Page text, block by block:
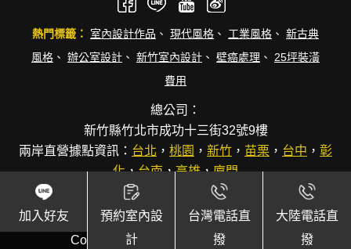
加入好友
預約室內設
計
台灣電話直
撥
大陸電話直
撥
熱門標籤： 室內設計作品 、 現代風格 、 工業風格 、 新古典
風格 、 辦公室設計 、 新竹室內設計 、 壁癌處理 、 25坪裝潢
費用
總公司：
新竹縣竹北市成功十三街32號9樓
兩岸直營據點資訊： 台北 ， 桃園 ， 新竹 ， 苗栗 ， 台中 ， 彰
化，台南，高雄，廈門
Copyright © 逸硯國際聯合設計事務所.